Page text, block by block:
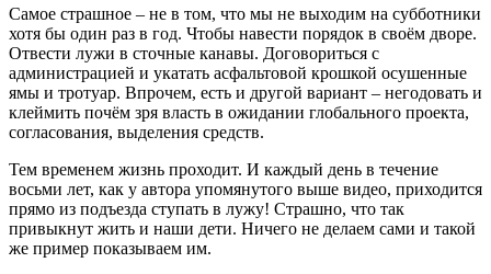
Самое страшное – не в том, что мы не выходим на субботники
хотя бы один раз в год. Чтобы навести порядок в своём дворе.
Отвести лужи в сточные канавы. Договориться с
администрацией и укатать асфальтовой крошкой осушенные
ямы и тротуар. Впрочем, есть и другой вариант – негодовать и
клеймить почём зря власть в ожидании глобального проекта,
согласования, выделения средств.
Тем временем жизнь проходит. И каждый день в течение
восьми лет, как у автора упомянутого выше видео, приходится
прямо из подъезда ступать в лужу! Страшно, что так
привыкнут жить и наши дети. Ничего не делаем сами и такой
же пример показываем им.